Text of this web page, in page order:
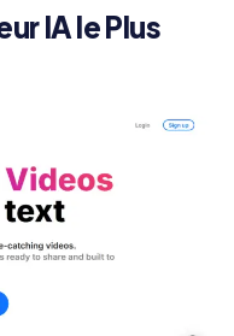
IA le Plus